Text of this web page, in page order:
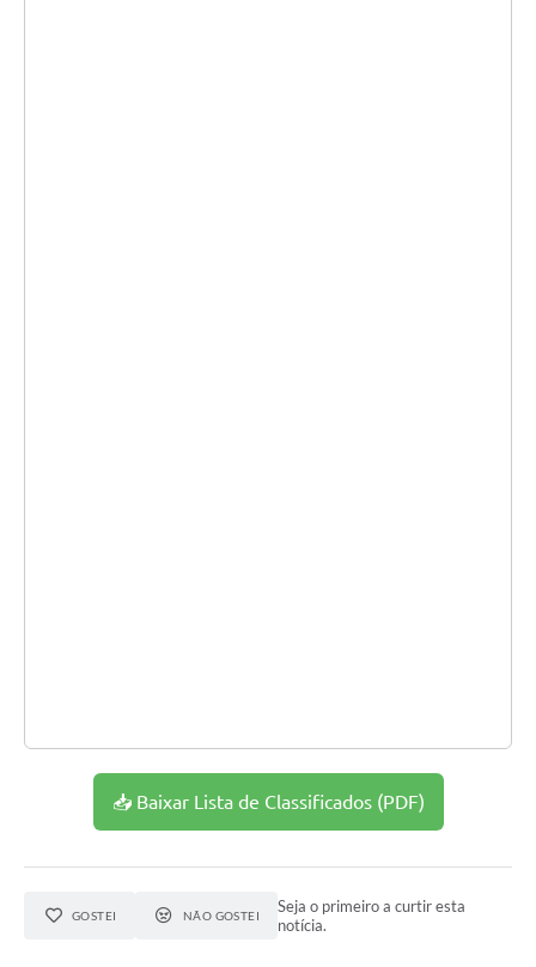
📥 Baixar Lista de Classificados (PDF)
GOSTEI NÃO GOSTEI
Seja o primeiro a curtir esta
notícia.